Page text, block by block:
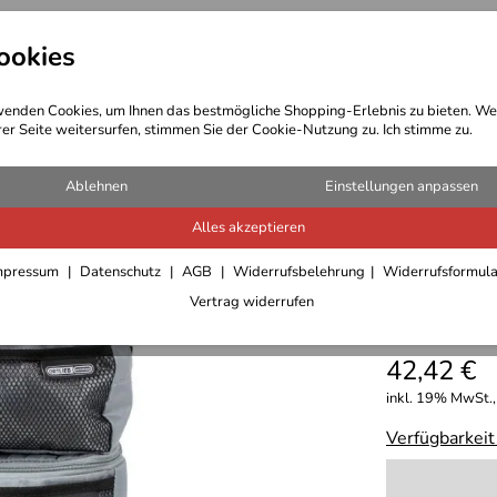
Cookies, um Ihnen das bestmögliche Shopping-Erlebnis zu bieten.
Seite weitersurfen, stimmen Sie der Cookie-Nutzung zu. Ich stimme zu.
Ablehnen Einstellungen anpassen
Alles akzeptieren
Datenschutz AGB Widerrufsbelehrung
Vertrag widerrufen
Bekleidung Outdoor Ausrüstung
Ortlieb
42,42 €
inkl. 19%